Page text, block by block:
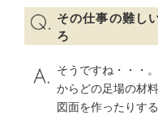
その仕事の難し
ろ
そうですね・・・
からどの足場の材
図面を作ったりす